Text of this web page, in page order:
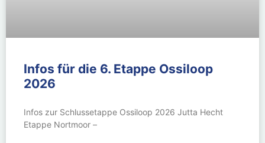
Infos für die 6. Etappe Ossiloop
2026
Infos zur Schlussetappe Ossiloop 2026 Jutta Hecht
Etappe Nortmoor –